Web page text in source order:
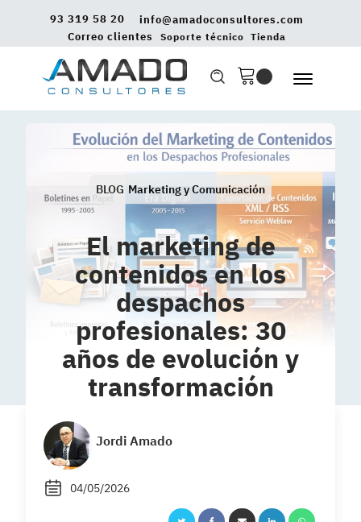
93 319 58 20
info@amadoconsultores.com
Correo clientes
Soporte técnico Tienda
BLOG Marketing y Comunicación
El marketing de
contenidos en los
despachos
profesionales: 30
años de evolución y
transformación
Jordi Amado
04/05/2026